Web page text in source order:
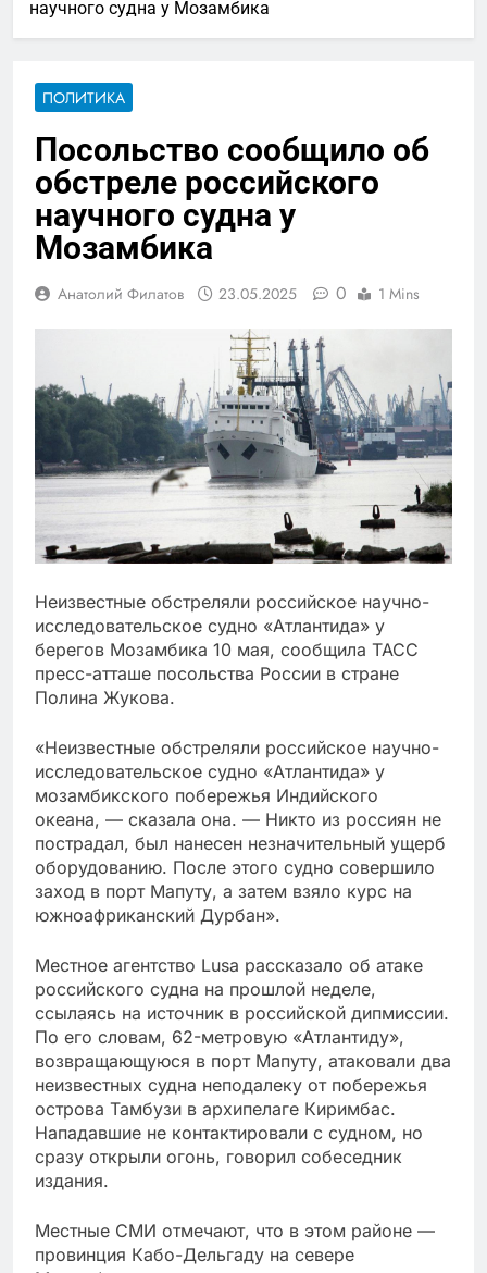
научного судна у Мозамбика
ПОЛИТИКА
Посольство сообщило об
обстреле российского
научного судна у
Мозамбика
Анатолий Филатов 23.05.2025 0 1 Mins
Неизвестные обстреляли российское научно-
исследовательское судно «Атлантида» у
берегов Мозамбика 10 мая, сообщила ТАСС
пресс-атташе посольства России в стране
Полина Жукова.
«Неизвестные обстреляли российское научно-
исследовательское судно «Атлантида» у
мозамбикского побережья Индийского
океана, — сказала она. — Никто из россиян не
пострадал, был нанесен незначительный ущерб
оборудованию. После этого судно совершило
заход в порт Мапуту, а затем взяло курс на
южноафриканский Дурбан».
Местное агентство Lusa рассказало об атаке
российского судна на прошлой неделе,
ссылаясь на источник в российской дипмиссии.
По его словам, 62-метровую «Атлантиду»,
возвращающуюся в порт Мапуту, атаковали два
неизвестных судна неподалеку от побережья
острова Тамбузи в архипелаге Киримбас.
Нападавшие не контактировали с судном, но
сразу открыли огонь, говорил собеседник
издания.
Местные СМИ отмечают, что в этом районе —
провинция Кабо-Дельгаду на севере